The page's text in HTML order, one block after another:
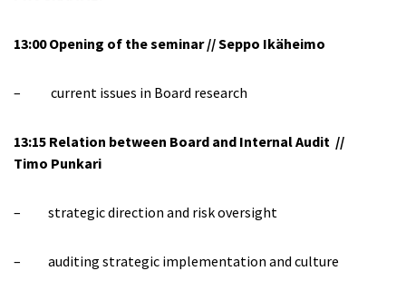
13:00 Opening of the seminar // Seppo Ikäheimo
– current issues in Board research
13:15 Relation between Board and Internal Audit //
Timo Punkari
– strategic direction and risk oversight
– auditing strategic implementation and culture